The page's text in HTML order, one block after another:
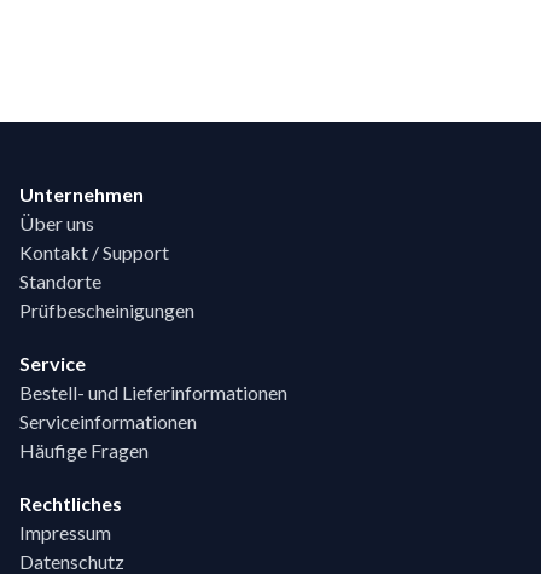
Unternehmen
Über uns
Kontakt / Support
Standorte
Prüfbescheinigungen
Service
Bestell- und Lieferinformationen
Serviceinformationen
Häufige Fragen
Rechtliches
Impressum
Datenschutz